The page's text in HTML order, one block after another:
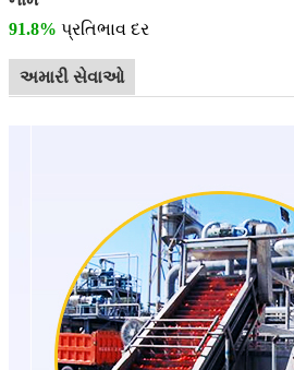
91.8% પ્રતિભાવ દર
અમારી સેવાઓ